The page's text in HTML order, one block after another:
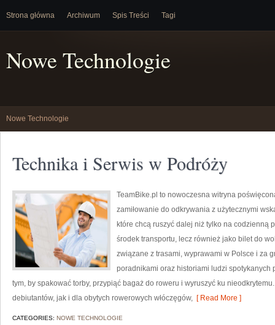
Strona główna Archiwum Spis Treści Tagi
Nowe Technologie
Nowe Technologie
Technika i Serwis w Podróży
TeamBike.pl to nowoczesna witryna
zamiłowanie do odkrywania z użytecznymi
które chcą ruszyć dalej niż tylko na codzienną
środek transportu, lecz również jako bilet do
związane z trasami, wyprawami w Polsce i za
poradnikami oraz historiami ludzi spotykanych
tym, by spakować torby, przypiąć bagaż do roweru i wyruszyć ku
debiutantów, jak i dla obytych rowerowych włóczęgów, [ Read More ]
CATEGORIES: NOWE TECHNOLOGIE